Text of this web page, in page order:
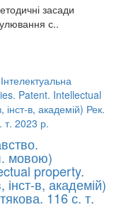
засади
с..
мовою)
property.
в, академій)
116 с. т.